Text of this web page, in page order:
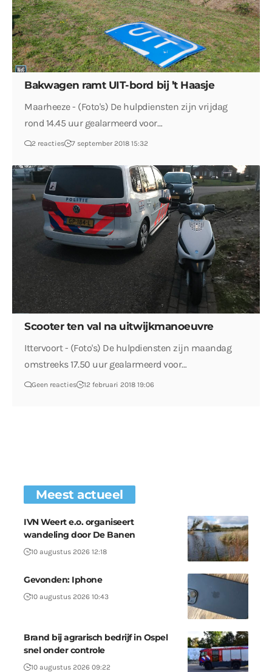
Bakwagen ramt UIT-bord bij ’t Haasje
Maarheeze - (Foto's) De hulpdiensten zijn vrijdag
rond 14.45 uur gealarmeerd voor…
2 reacties 7 september 2018 15:32
Scooter ten val na uitwijkmanoeuvre
Ittervoort - (Foto's) De hulpdiensten zijn maandag
omstreeks 17.50 uur gealarmeerd voor…
Geen reacties 12 februari 2018 19:06
Meest actueel
IVN Weert e.o. organiseert
wandeling door De Banen
10 augustus 2026 12:18
Gevonden: Iphone
10 augustus 2026 10:43
Brand bij agrarisch bedrijf in Ospel
snel onder controle
10 augustus 2026 09:22